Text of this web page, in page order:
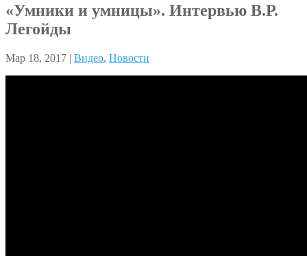
«Умники и умницы». Интервью В.Р.
Легойды
Мар 18, 2017 | Видео, Новости